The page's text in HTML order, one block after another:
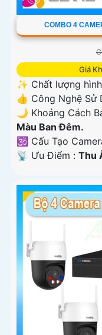
COMBO 4
Giá
✨ Chất lượng
👍 Công Nghệ Sử
🌙 Khoảng Cách
Màu Ban Ðêm.
🕉️ Cấu Tạo
️📡 Ưu Điểm : Thu